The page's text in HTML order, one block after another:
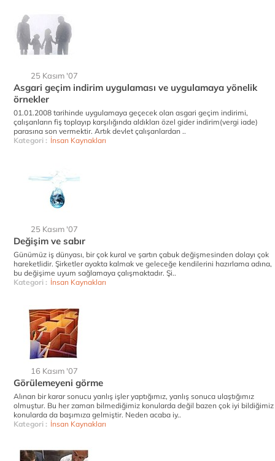
25 Kasım '07
Asgari geçim indirim uygulaması ve uygulamaya yönelik
örnekler
01.01.2008 tarihinde uygulamaya geçecek olan asgari geçim indirimi,
çalışanların fiş toplayıp karşılığında aldıkları özel gider indirim(vergi iade)
parasına son vermektir. Artık devlet çalışanlardan ..
Kategori : İnsan Kaynakları
25 Kasım '07
Değişim ve sabır
Günümüz iş dünyası, bir çok kural ve şartın çabuk değişmesinden dolayı çok
hareketlidir. Şirketler ayakta kalmak ve geleceğe kendilerini hazırlama adına,
bu değişime uyum sağlamaya çalışmaktadır. Şi..
Kategori : İnsan Kaynakları
16 Kasım '07
Görülemeyeni görme
Alınan bir karar sonucu yanlış işler yaptığımız, yanlış sonuca ulaştığımız
olmuştur. Bu her zaman bilmediğimiz konularda değil bazen çok iyi bildiğimiz
konularda da başımıza gelmiştir. Neden acaba iy..
Kategori : İnsan Kaynakları